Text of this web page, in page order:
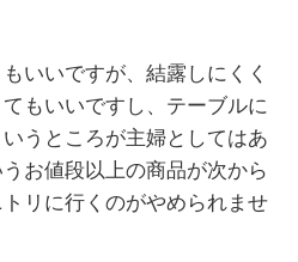
いいですが、結露しにくく
もいいですし、テーブルに
うところが主婦としてはあ
お値段以上の商品が次から
リに行くのがやめられませ